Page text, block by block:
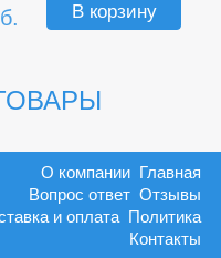
В корзину
Главная
О компании
Отзывы
Вопрос ответ
Политика
и оплата
Контакты